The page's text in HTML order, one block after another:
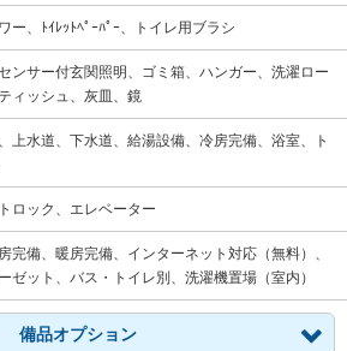
ー、ﾄｲﾚｯﾄﾍﾟｰﾊﾟｰ、トイレ用ブラシ
ンサー付玄関照明、ゴミ箱、ハンガー、洗濯ロー
ィッシュ、灰皿、鏡
上水道、下水道、給湯設備、冷房完備、浴室、ト
ロック、エレベーター
完備、暖房完備、インターネット対応（無料）、
ゼット、バス・トイレ別、洗濯機置場（室内）
備品オプション